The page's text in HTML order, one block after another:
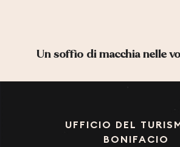
NAUTIC AVENTURES MAORA BEACH
LA CAVERNE D'ALI BONBON
Un soffio di macchia nelle
UFFICIO DEL
BONIFACIO